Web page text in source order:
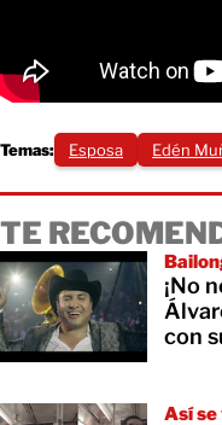
Temas: Esposa Edén
TE
¡No
con
Así